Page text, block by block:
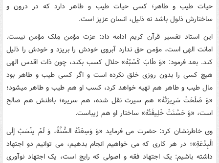
حیات طیب و طاهر؛ کسی حیات طیب و طاهر دارد که در درون و
ساختارش ذلول باشد نه ذلیل، انسان عزیز است.
این استاد تفسیر قرآن کریم ادامه داد: عزت مؤمن مِلک مؤمن نیست.
امانت الهی است، مؤمن حق ندارد آبروی خودش را بریزد و خودش را ذلیل
کند. بعد فرمود: «وَ طَابَ کَسْبُهُ» حلال کسب بکند، چون ذات اقدس الهی
هیچ کسی را بدون روزی خلق نکرده است و اگر کسی طیب و طاهر بود
مال طیب و طاهر هم تهیه خواهد کرد، کسب او هم طیب و طاهر میشود؛
«وَ صَلَحَتْ سَرِیرَتُهُ» هم سیرت نقل شده، هم سریره؛ باطنش هم صالح
است، «وَ حَسُنَتْ خَلِیقَتُهُ» ساختار او هم زیباست.
وی خاطرنشان کرد:‌ حضرت می فرماید «وَ وَسِعَتْهُ السُّنَّةُ، وَ لَمْ ینْسَبْ إلَی
الْبِدْعَةِ»؛ در هر کاری که می خواهیم انجام بدهیم، می توانیم دو اجتهاد
داشته باشیم: یک اجتهاد فقه و اصولی که رایج است، یک اجتهاد نوآوری